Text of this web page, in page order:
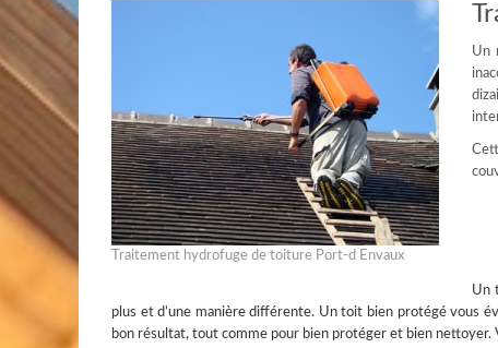
Traitement hydrofuge de toiture Port-d Envaux
Un
Un
plus et d’une manière différente. Un toit bien protégé vous
bon résultat, tout comme pour bien protéger et bien nettoyer.